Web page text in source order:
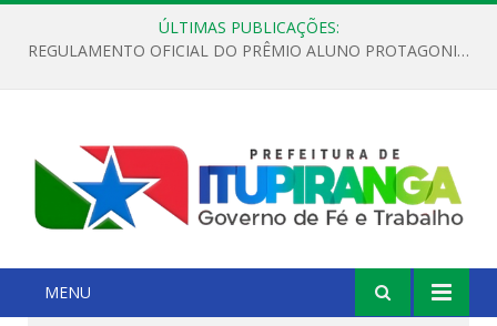
ÚLTIMAS PUBLICAÇÕES:
REGULAMENTO OFICIAL DO PRÊMIO ALUNO PROTAGONISTA – EDIÇÃO 2026
MENU